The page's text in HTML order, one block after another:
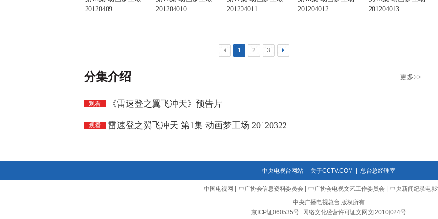
20120409
201204010
201204011
201204012
201204013
< 1 2 3 >
分集介绍 更多>>
观看 《雷速登之翼飞冲天》预告片
观看 雷速登之翼飞冲天 第1集 动画梦工场 20120322
中央电视台网站| 关于CCTV.COM 总台总经理室
中国电视网 中广协会信息资料委员会 中广协会电视文艺工作委员会
中央新闻纪录电
中央广播电视总台 版权所有
京ICP证060535号
网络文化经营许可证文网文[2010]024号